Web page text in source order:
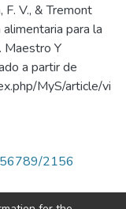
F. V., & Tremont
para la
Maestro Y
a partir de
MyS/article/vi
2156